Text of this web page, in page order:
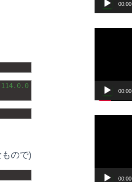
ので)
00:00
00:00
00:00